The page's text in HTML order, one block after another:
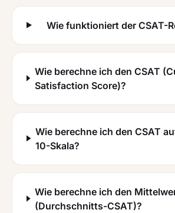
Wie funktioniert der CSAT-
Wie berechne ich den CSAT
Satisfaction Score)?
Wie berechne ich den CSAT
10-Skala?
Wie berechne ich den
(Durchschnitts-CSAT)?